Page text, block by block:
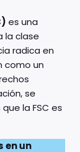
es una
la clase
radica en
como un
se
la FSC es
en un